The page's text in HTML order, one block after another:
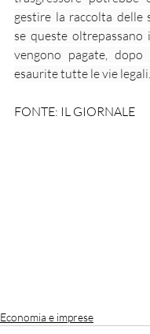
gestire la raccolta delle
se queste
vengono pagate,
esaurite tutte le vie legali.
FONTE: IL GIORNALE
Economia e imprese